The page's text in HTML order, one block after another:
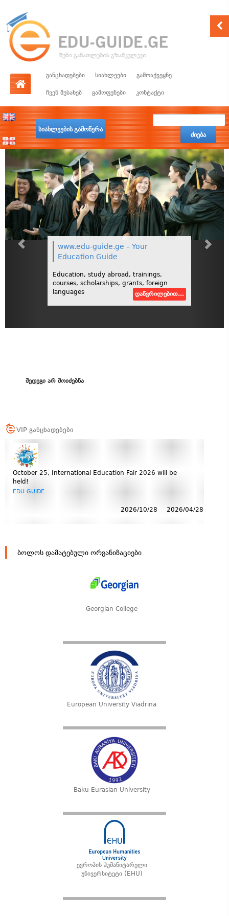
განცხადებები სიახლეები გამოაქვეყნე
ჩვენ შესახებ გამოფენები კონტაქტი
სიახლეების გამოწერა
ძიება
www.edu-guide.ge – Your
Education Guide
Education, study abroad, trainings,
courses, scholarships, grants, foreign
languages
დაწვრილებით...
შედეგი არ მოიძებნა
VIP განცხადებები
October 25, International Education Fair 2026 will be
held!
EDU GUIDE
2026/04/28
2026/10/28
ბოლოს დამატებული ორგანიზაციები
Georgian College
European University Viadrina
Baku Eurasian University
ევროპის ჰუმანიტარული
უნივერსიტეტი (EHU)